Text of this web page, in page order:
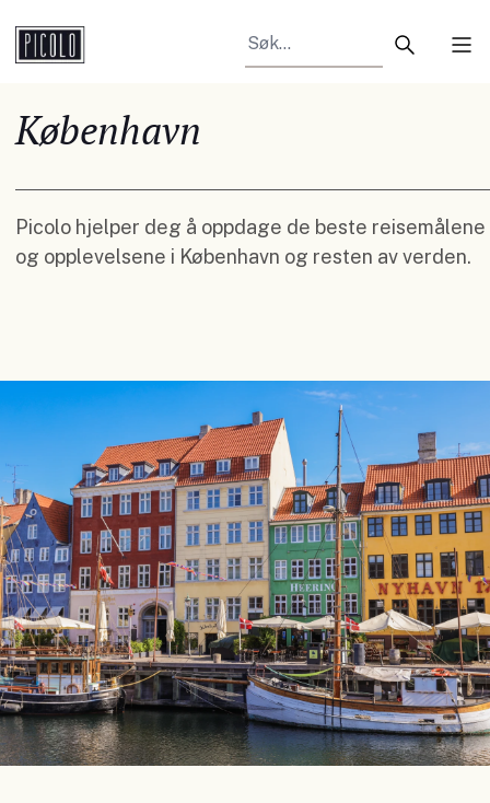
København
Picolo hjelper deg å oppdage de beste reisemålene
og opplevelsene i København og resten av verden.